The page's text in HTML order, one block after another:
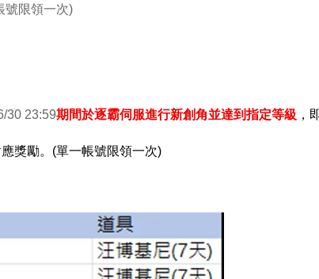
號限領一次)
30 23:59期間於逐霸伺服進行新創角並達到指定等級 ，
獎勵。(單一帳號限領一次)